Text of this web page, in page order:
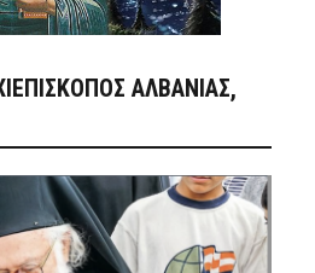
ΑΛΒΑΝΊΑΣ,